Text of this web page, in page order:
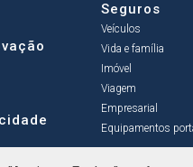
Seguros
Veículos
Vida e família
Imóvel
Viagem
Empresarial
Equipamentos